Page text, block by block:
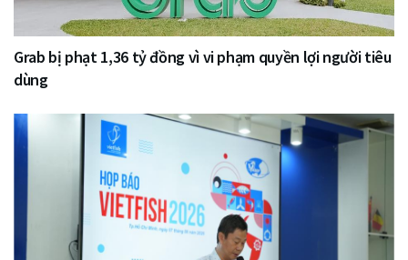
Grab bị phạt 1,36 tỷ đồng vì vi phạm quyền lợi người tiêu
dùng